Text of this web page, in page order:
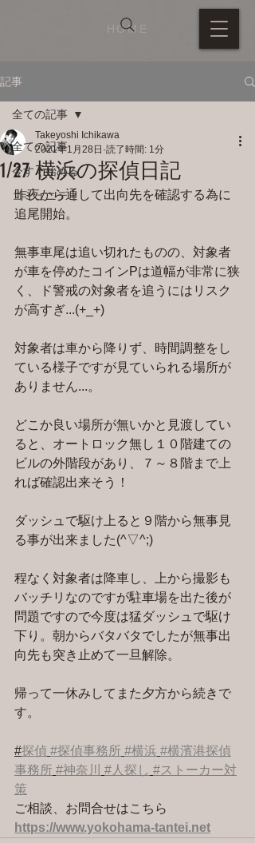
HOME
記事
全ての記事
今すぐ始める
コミュニティ
全ての記事
1/27 横浜の探偵日記
Takeyoshi Ichikawa
2021年1月28日 読了時間: 1分
昨夜から通して出向先を確認する為に
追尾開始。
無事車尾は追い切れたものの、対象者
が車を停めたコインPは道幅が非常に狭
く、ド警戒の対象者を追うにはリスク
が高すぎ...(+_+)
対象者は車から降りず、時間調整をし
ている様子ですが見ていられる場所が
ありません...。
どこか良い場所が無いかと見渡してい
ると、オートロック無し１０階建ての
ビルの外階段があり、７～８階まで上
れば確認出来そう！
ダッシュで駆け上ると９階から無事見
る事が出来ました(^▽^;)
程なく対象者は降車し、上から撮影も
バッチリなのですが駐車場を出た後が
問題ですので今度は猛ダッシュで駆け
下り。朝からバタバタでしたが無事出
向先も突き止めて一旦解除。
帰って一休みしてまた夕方から続きで
す。
#探偵 #探偵事務所 #横浜 #横濱港探偵
事務所 #神奈川 #人探し #ストーカー対
策
ご相談、お問合せはこちら
https://www.yokohama-tantei.net